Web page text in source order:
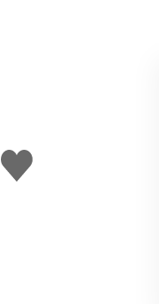
Mi
piace